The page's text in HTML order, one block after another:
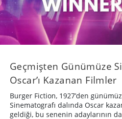
Geçmişten Günümüze
Oscar’ı Kazanan Filmler
Burger Fiction, 1927’den
Sinematografı dalında Oscar
geldiği, bu senenin adaylarının